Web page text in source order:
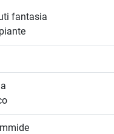
fantasia